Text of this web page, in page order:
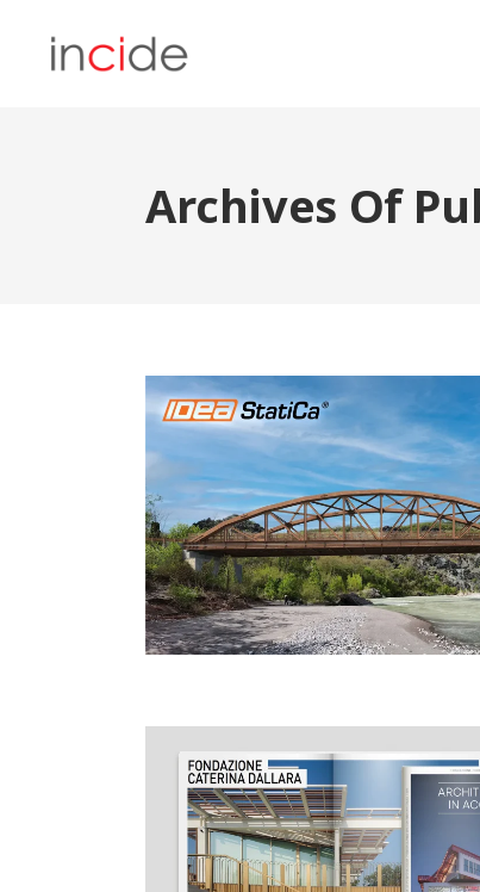
Archives Of